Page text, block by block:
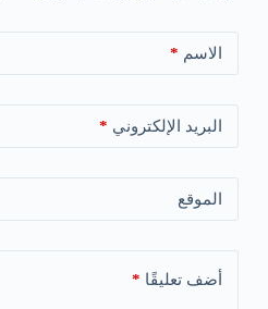
الاسم *
البريد الإلكتروني *
الموقع
أضف تعليقًا *